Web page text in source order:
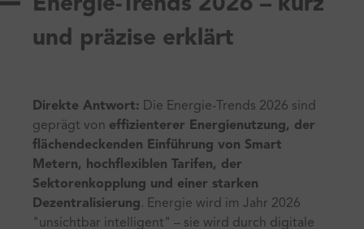
Energie-Trends 2026 – kurz
und präzise erklärt
Direkte Antwort: Die Energie-Trends 2026 sind
geprägt von effizienterer Energienutzung, der
flächendeckenden Einführung von Smart
Metern, hochflexiblen Tarifen, der
Sektorenkopplung und einer starken
Dezentralisierung. Energie wird im Jahr 2026
"unsichtbar intelligent" – sie wird durch digitale